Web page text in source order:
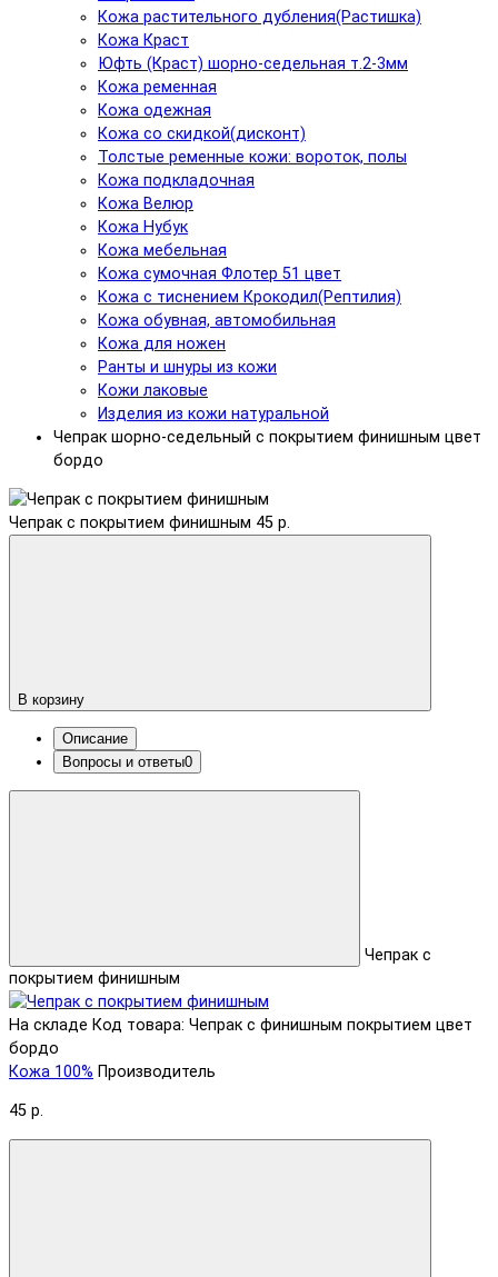
Кожа растительного дубления(Растишка)
Кожа Краст
Юфть (Краст) шорно-седельная т.2-3мм
Кожа ременная
Кожа одежная
Кожа со скидкой(дисконт)
Толстые ременные кожи: вороток, полы
Кожа подкладочная
Кожа Велюр
Кожа Нубук
Кожа мебельная
Кожа сумочная Флотер 51 цвет
Кожа с тиснением Крокодил(Рептилия)
Кожа обувная, автомобильная
Кожа для ножен
Ранты и шнуры из кожи
Кожи лаковые
Изделия из кожи натуральной
Чепрак шорно-седельный с покрытием финишным цвет
бордо
Чепрак с покрытием финишным 45 р.
В корзину
Описание
Вопросы и ответы0
Чепрак с
покрытием финишным
На складе Код товара: Чепрак с финишным покрытием цвет
бордо
Кожа 100% Производитель
45 р.